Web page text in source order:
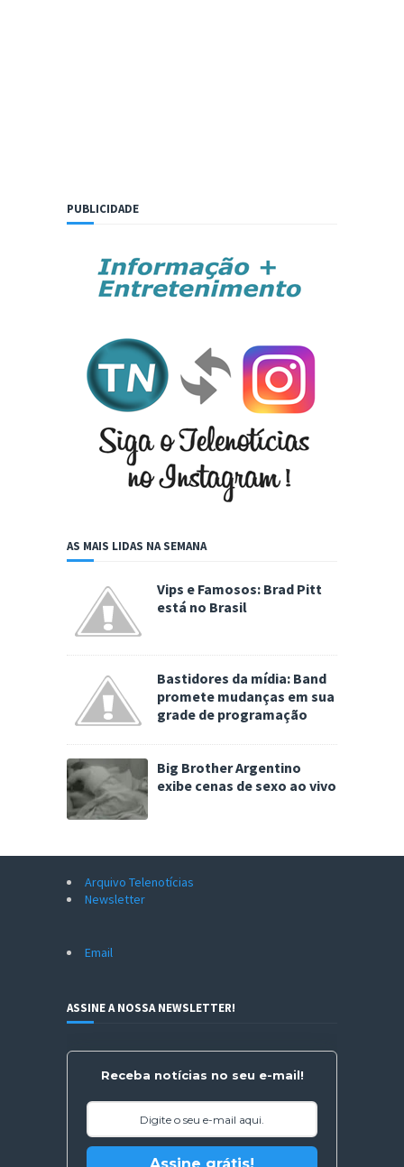
PUBLICIDADE
AS MAIS LIDAS NA SEMANA
Vips e Famosos: Brad Pitt
está no Brasil
Bastidores da mídia: Band
promete mudanças em sua
grade de programação
Big Brother Argentino
exibe cenas de sexo ao vivo
Arquivo Telenotícias
Newsletter
Email
ASSINE A NOSSA NEWSLETTER!
Receba notícias no seu e-mail!